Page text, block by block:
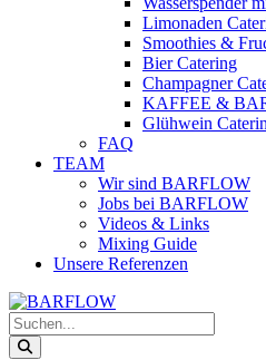
Limonaden
Smoothies &
Bier Catering
Champagner
KAFFEE &
Glühwein
FAQ
TEAM
Wir sind BARFLOW
Jobs bei BARFLOW
Videos & Links
Mixing Guide
Unsere Referenzen
Suchen...